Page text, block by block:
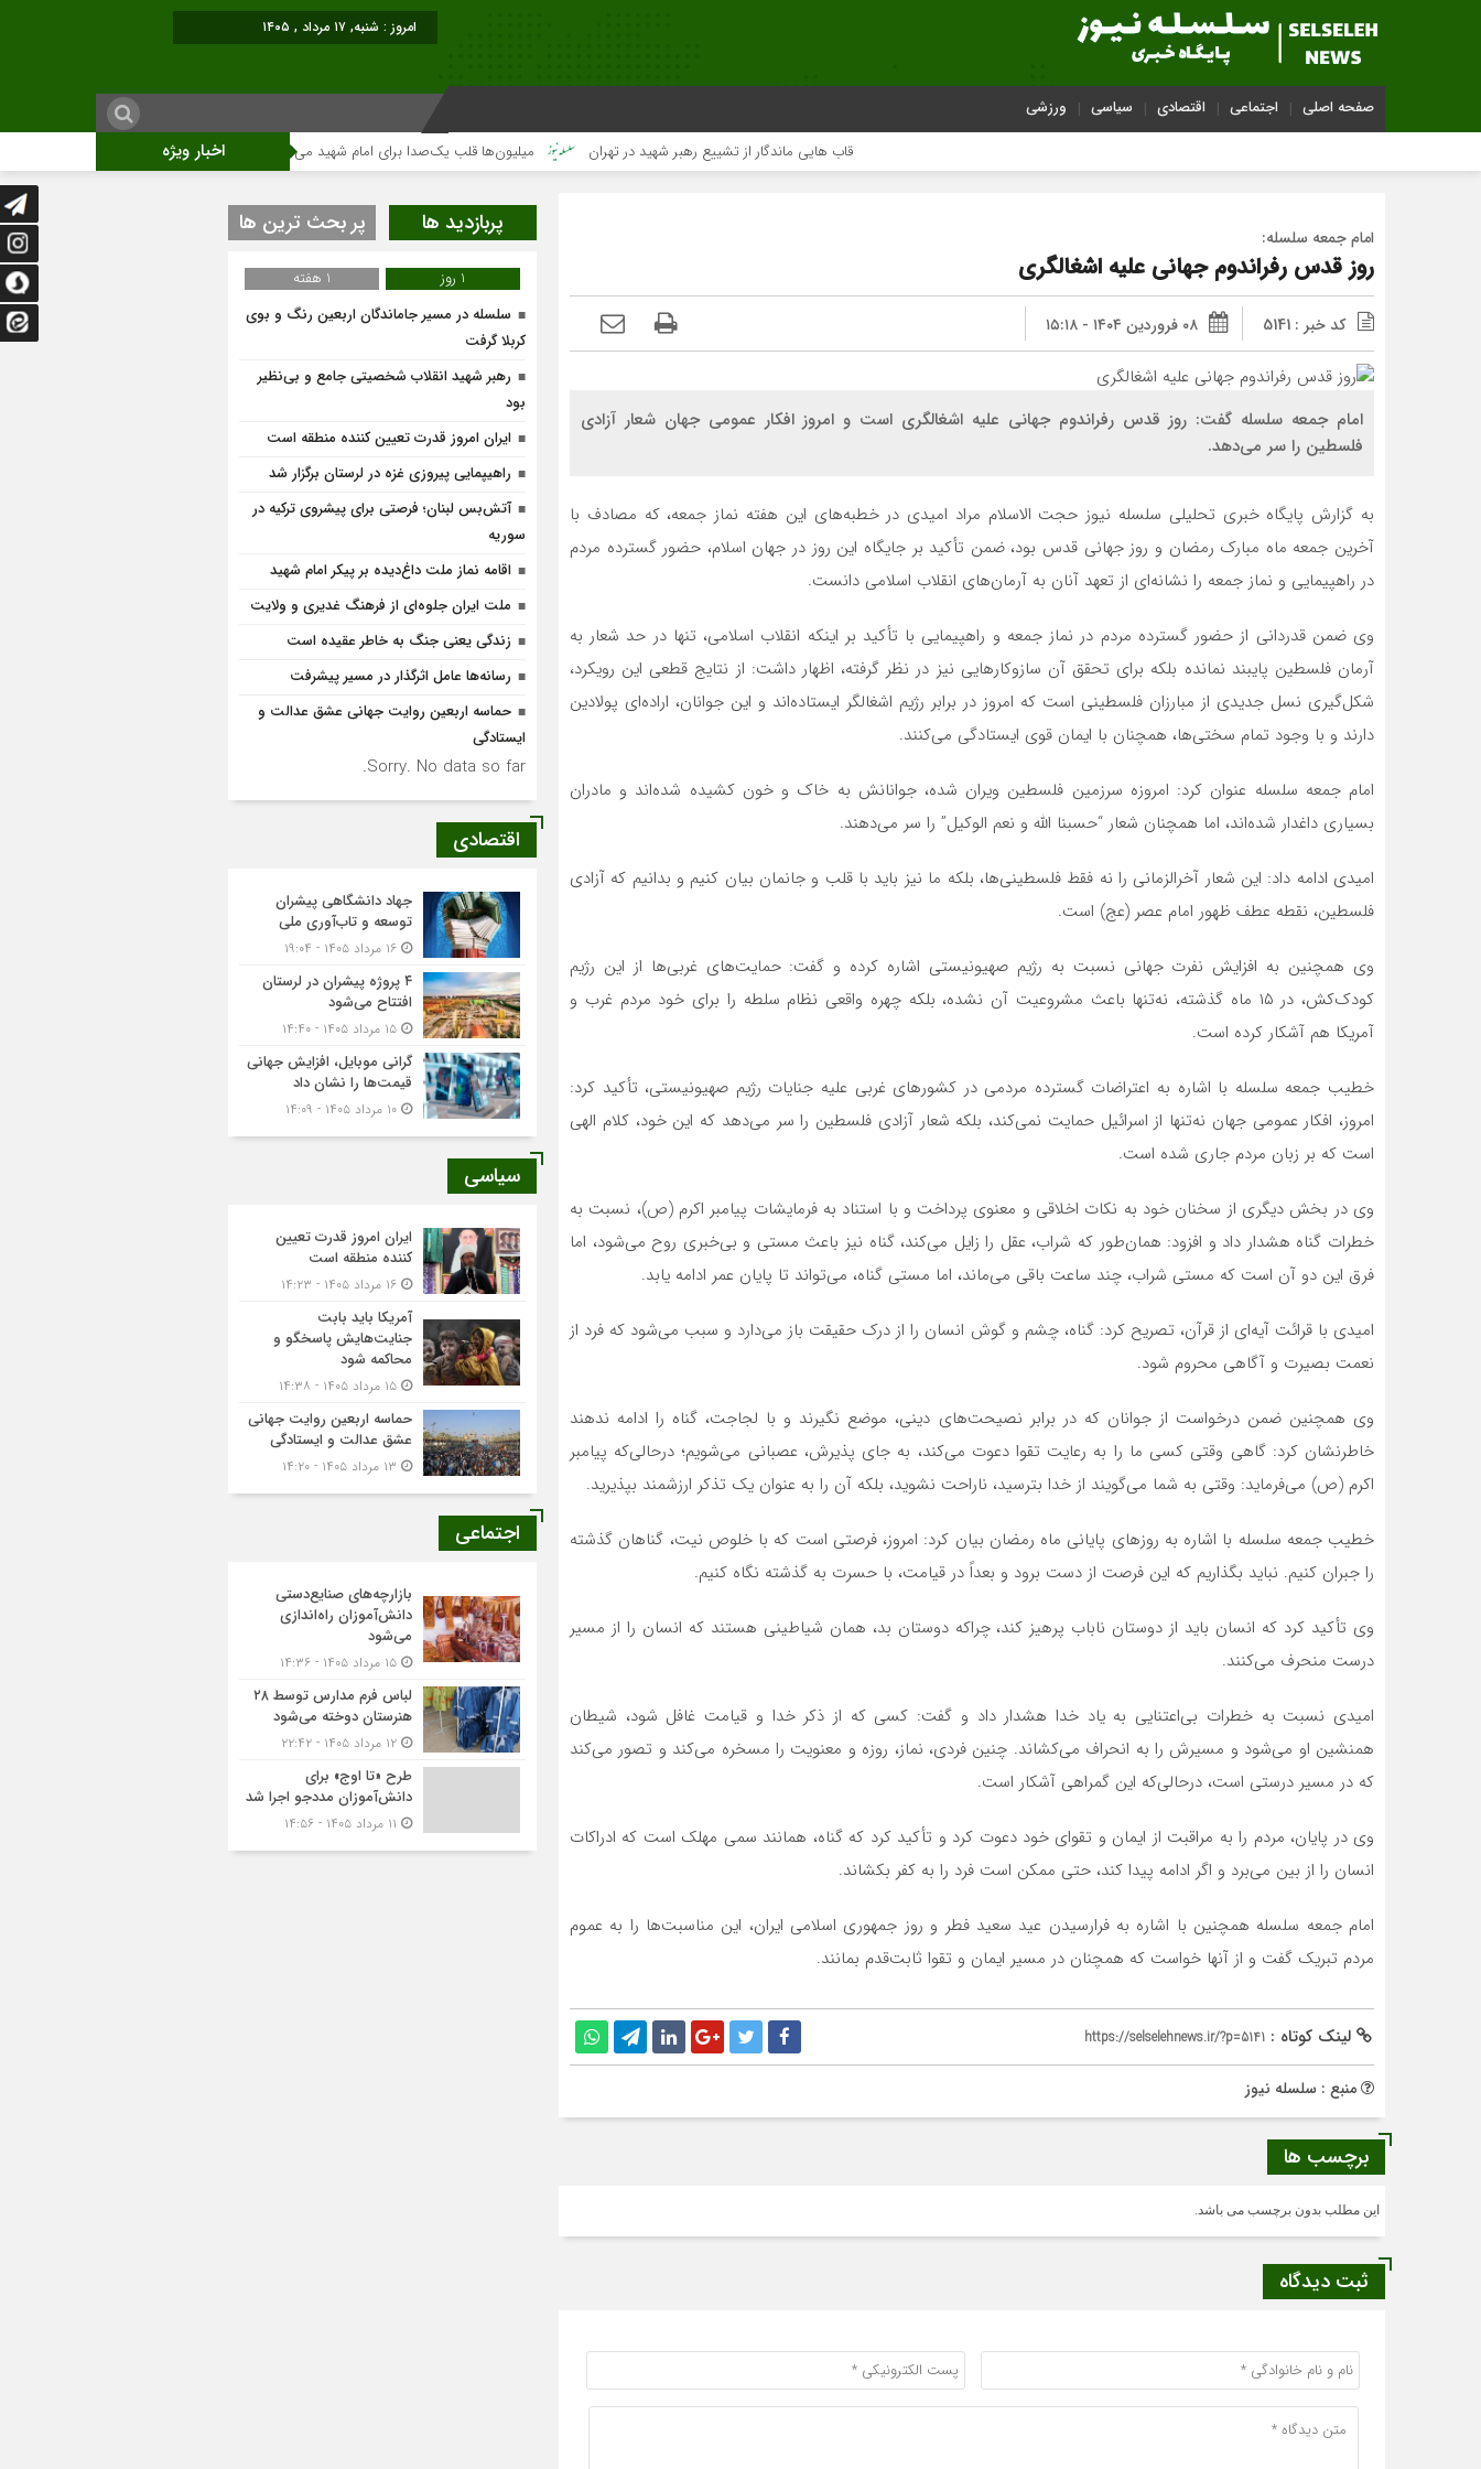
امروز : شنبه, ۱۷ مرداد , ۱۴۰۵
صفحه اصلی اجتماعی اقتصادی سیاسی ورزشی
اخبار ویژه قاب هایی ماندگار از تشییع رهبر شهید در تهران میلیون‌ها قلب یک‌صدا برای امام شهید می‌تپد نمایشگاه آثار هنری ویژه ارتحال امام (ره)برگزار
امام جمعه سلسله:
روز قدس رفراندوم جهانی علیه اشغالگری
کد خبر : 5141 ۰۸ فروردین ۱۴۰۴ - ۱۵:۱۸
امام جمعه سلسله گفت: روز قدس رفراندوم جهانی علیه اشغالگری است و امروز افکار عمومی جهان شعار آزادی
فلسطین را سر می‌دهد.
به گزارش پایگاه خبری تحلیلی سلسله نیوز حجت الاسلام مراد امیدی در خطبه‌های این هفته نماز جمعه، که مصادف با
آخرین جمعه ماه مبارک رمضان و روز جهانی قدس بود، ضمن تأکید بر جایگاه این روز در جهان اسلام، حضور گسترده مردم
در راهپیمایی و نماز جمعه را نشانه‌ای از تعهد آنان به آرمان‌های انقلاب اسلامی دانست.
وی ضمن قدردانی از حضور گسترده مردم در نماز جمعه و راهپیمایی با تأکید بر اینکه انقلاب اسلامی، تنها در حد شعار به
آرمان فلسطین پایبند نمانده بلکه برای تحقق آن سازوکارهایی نیز در نظر گرفته، اظهار داشت: از نتایج قطعی این رویکرد،
شکل‌گیری نسل جدیدی از مبارزان فلسطینی است که امروز در برابر رژیم اشغالگر ایستاده‌اند و این جوانان، اراده‌ای پولادین
دارند و با وجود تمام سختی‌ها، همچنان با ایمان قوی ایستادگی می‌کنند.
امام جمعه سلسله عنوان کرد: امروزه سرزمین فلسطین ویران شده، جوانانش به خاک و خون کشیده شده‌اند و مادران
بسیاری داغدار شده‌اند، اما همچنان شعار “حسبنا الله و نعم الوکیل” را سر می‌دهند.
امیدی ادامه داد: این شعار آخرالزمانی را نه‌ فقط فلسطینی‌ها، بلکه ما نیز باید با قلب و جانمان بیان کنیم و بدانیم که آزادی
فلسطین، نقطه عطف ظهور امام عصر (عج) است.
وی همچنین به افزایش نفرت جهانی نسبت به رژیم صهیونیستی اشاره کرده و گفت: حمایت‌های غربی‌ها از این رژیم
کودک‌کش، در ۱۵ ماه گذشته، نه‌تنها باعث مشروعیت آن نشده، بلکه چهره واقعی نظام سلطه را برای خود مردم غرب و
آمریکا هم آشکار کرده است.
خطیب جمعه سلسله با اشاره به اعتراضات گسترده مردمی در کشورهای غربی علیه جنایات رژیم صهیونیستی، تأکید کرد:
امروز، افکار عمومی جهان نه‌تنها از اسرائیل حمایت نمی‌کند، بلکه شعار آزادی فلسطین را سر می‌دهد که این خود، کلام الهی
است که بر زبان مردم جاری شده است.
وی در بخش دیگری از سخنان خود به نکات اخلاقی و معنوی پرداخت و با استناد به فرمایشات پیامبر اکرم (ص)، نسبت به
خطرات گناه هشدار داد و افزود: همان‌طور که شراب، عقل را زایل می‌کند، گناه نیز باعث مستی و بی‌خبری روح می‌شود، اما
فرق این دو آن است که مستی شراب، چند ساعت باقی می‌ماند، اما مستی گناه، می‌تواند تا پایان عمر ادامه یابد.
امیدی با قرائت آیه‌ای از قرآن، تصریح کرد: گناه، چشم و گوش انسان را از درک حقیقت باز می‌دارد و سبب می‌شود که فرد از
نعمت بصیرت و آگاهی محروم شود.
وی همچنین ضمن درخواست از جوانان که در برابر نصیحت‌های دینی، موضع نگیرند و با لجاجت، گناه را ادامه ندهند
خاطرنشان کرد: گاهی وقتی کسی ما را به رعایت تقوا دعوت می‌کند، به جای پذیرش، عصبانی می‌شویم؛ درحالی‌که پیامبر
اکرم (ص) می‌فرماید: وقتی به شما می‌گویند از خدا بترسید، ناراحت نشوید، بلکه آن را به عنوان یک تذکر ارزشمند بپذیرید.
خطیب جمعه سلسله با اشاره به روزهای پایانی ماه رمضان بیان کرد: امروز، فرصتی است که با خلوص نیت، گناهان گذشته
را جبران کنیم. نباید بگذاریم که این فرصت از دست برود و بعداً در قیامت، با حسرت به گذشته نگاه کنیم.
وی تأکید کرد که انسان باید از دوستان ناباب پرهیز کند، چراکه دوستان بد، همان شیاطینی هستند که انسان را از مسیر
درست منحرف می‌کنند.
امیدی نسبت به خطرات بی‌اعتنایی به یاد خدا هشدار داد و گفت: کسی که از ذکر خدا و قیامت غافل شود، شیطان
همنشین او می‌شود و مسیرش را به انحراف می‌کشاند. چنین فردی، نماز، روزه و معنویت را مسخره می‌کند و تصور می‌کند
که در مسیر درستی است، درحالی‌که این گمراهی آشکار است.
وی در پایان، مردم را به مراقبت از ایمان و تقوای خود دعوت کرد و تأکید کرد که گناه، همانند سمی مهلک است که ادراکات
انسان را از بین می‌برد و اگر ادامه پیدا کند، حتی ممکن است فرد را به کفر بکشاند.
امام جمعه سلسله همچنین با اشاره به فرارسیدن عید سعید فطر و روز جمهوری اسلامی ایران، این مناسبت‌ها را به عموم
مردم تبریک گفت و از آنها خواست که همچنان در مسیر ایمان و تقوا ثابت‌قدم بمانند.
لینک کوتاه : https://selselehnews.ir/?p=5141
منبع : سلسله نیوز
برچسب ها
این مطلب بدون برچسب می باشد.
ثبت دیدگاه
پربازدید ها پر بحث ترین ها
1 روز
1 هفته
سلسله در مسیر جاماندگان اربعین رنگ و بوی
کربلا گرفت
رهبر شهید انقلاب شخصیتی جامع و بی‌نظیر
بود
ایران امروز قدرت تعیین کننده منطقه است
راهیپمایی پیروزی غزه در لرستان برگزار شد
آتش‌بس لبنان؛ فرصتی برای پیشروی ترکیه در
سوریه
اقامه نماز ملت داغ‌دیده بر پیکر امام شهید
ملت ایران جلوه‌ای از فرهنگ غدیری و ولایت
زندگی یعنی جنگ به‌ خاطر عقیده است
رسانه‌ها عامل اثرگذار در مسیر پیشرفت
حماسه اربعین روایت جهانی عشق عدالت و
ایستادگی
Sorry. No data so far.
اقتصادی
جهاد دانشگاهی پیشران
توسعه و تاب‌آوری ملی
۴ پروژه پیشران در لرستان
افتتاح می‌شود
گرانی موبایل، افزایش جهانی
قیمت‌ها را نشان داد
سیاسی
ایران امروز قدرت تعیین
کننده منطقه است
آمریکا باید بابت
جنایت‌هایش پاسخگو و
محاکمه شود
حماسه اربعین روایت جهانی
عشق عدالت و ایستادگی
اجتماعی
بازارچه‌های صنایع‌دستی
دانش‌آموزان راه‌اندازی
می‌شود
لباس فرم مدارس توسط ۲۸
هنرستان‌ دوخته می‌شود
طرح «تا اوج» برای
دانش‌آموزان مددجو اجرا شد